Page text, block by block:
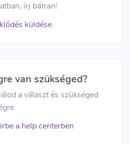
írj bátran!
küldése
van szükséged?
a választ és szükséged
a help centerben